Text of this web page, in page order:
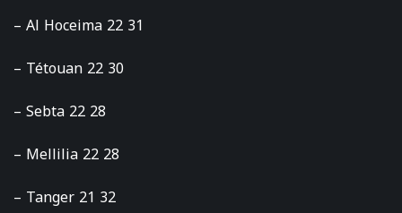
– Al Hoceima 22 31
– Tétouan 22 30
– Sebta 22 28
– Mellilia 22 28
– Tanger 21 32